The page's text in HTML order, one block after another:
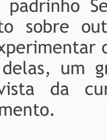
sobre
um
da